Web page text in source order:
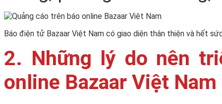
Báo điện tử Bazaar Việt Nam có giao diện thân thiện và hết
2. Những lý do nên
online Bazaar Việt Nam